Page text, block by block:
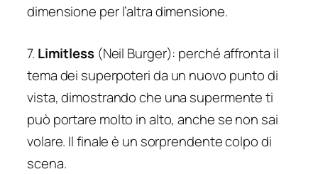
dimensione per l’altra dimensione.
7. Limitless(Neil Burger): perché affronta il
tema dei superpoteri da un nuovo punto di
vista, dimostrando che una supermente ti
può portare molto in alto, anche se non sai
volare. Il finale è un sorprendente colpo di
scena.